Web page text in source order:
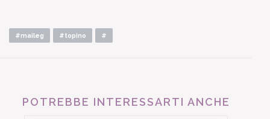
#maileg #topino #
POTREBBE INTERESSARTI ANCHE